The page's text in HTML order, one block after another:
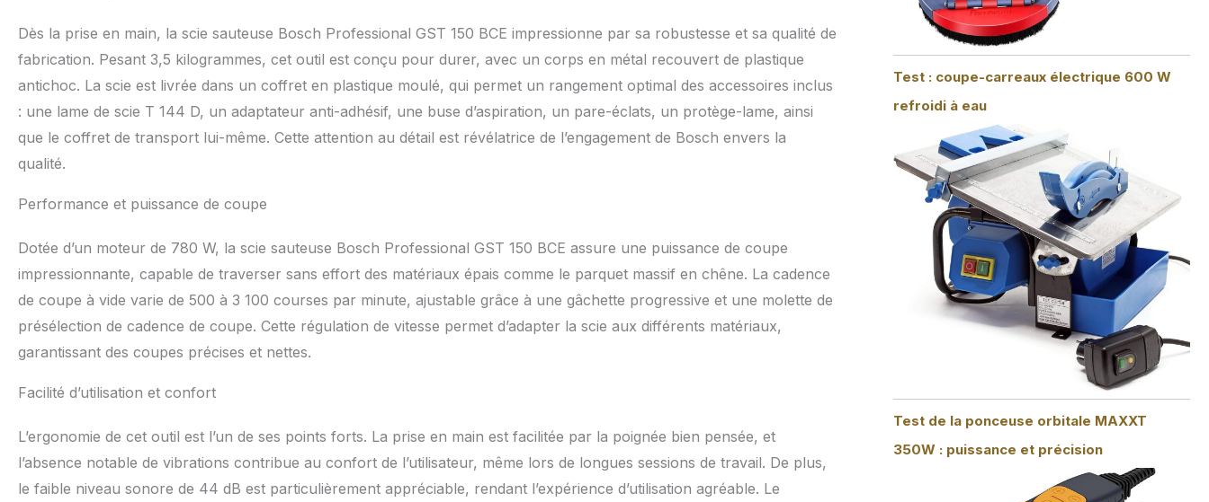
Dès la prise en main, la scie sauteuse Bosch Professional GST 150 BCE impressionne par sa robustesse et sa qualité de
fabrication. Pesant 3,5 kilogrammes, cet outil est conçu pour durer, avec un corps en métal recouvert de plastique
antichoc. La scie est livrée dans un coffret en plastique moulé, qui permet un rangement optimal des accessoires inclus
: une lame de scie T 144 D, un adaptateur anti-adhésif, une buse d’aspiration, un pare-éclats, un protège-lame, ainsi
que le coffret de transport lui-même. Cette attention au détail est révélatrice de l’engagement de Bosch envers la
qualité.
Performance et puissance de coupe
Dotée d’un moteur de 780 W, la scie sauteuse Bosch Professional GST 150 BCE assure une puissance de coupe
impressionnante, capable de traverser sans effort des matériaux épais comme le parquet massif en chêne. La cadence
de coupe à vide varie de 500 à 3 100 courses par minute, ajustable grâce à une gâchette progressive et une molette de
présélection de cadence de coupe. Cette régulation de vitesse permet d’adapter la scie aux différents matériaux,
garantissant des coupes précises et nettes.
Facilité d’utilisation et confort
L’ergonomie de cet outil est l’un de ses points forts. La prise en main est facilitée par la poignée bien pensée, et
l’absence notable de vibrations contribue au confort de l’utilisateur, même lors de longues sessions de travail. De plus,
le faible niveau sonore de 44 dB est particulièrement appréciable, rendant l’expérience d’utilisation agréable. Le
Test : coupe-carreaux électrique 600 W
refroidi à eau
Test de la ponceuse orbitale MAXXT
350W : puissance et précision